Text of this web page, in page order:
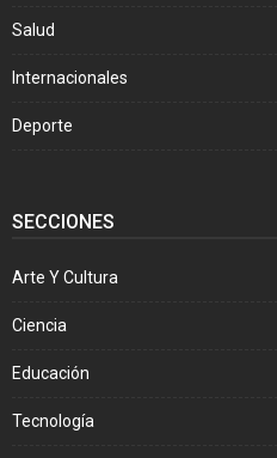
Salud
Internacionales
Deporte
SECCIONES
Arte Y Cultura
Ciencia
Educación
Tecnología